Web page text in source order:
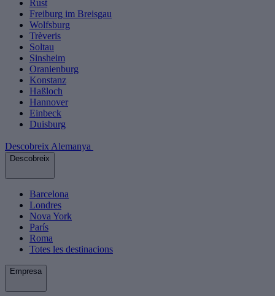
Rust
Freiburg im Breisgau
Wolfsburg
Trèveris
Soltau
Sinsheim
Oranienburg
Konstanz
Haßloch
Hannover
Einbeck
Duisburg
Descobreix Alemanya
Descobreix
Barcelona
Londres
Nova York
París
Roma
Totes les destinacions
Empresa